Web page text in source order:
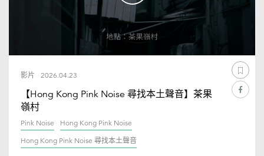
影片 2026.04.23
【Hong Kong Pink Noise 尋找本土聲音】茶果
嶺村
Pink Noise
Hong Kong Pink Noise
Hong Kong Pink Noise 尋找本土聲音